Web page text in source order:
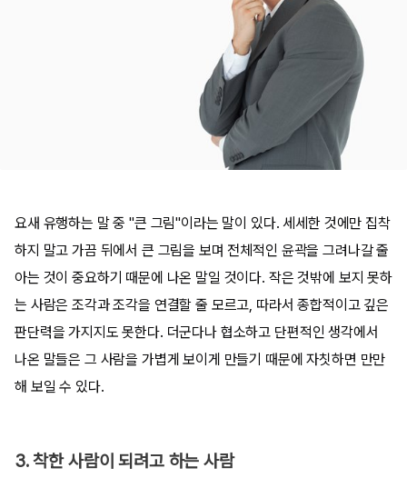
요새 유행하는 말 중 "큰 그림"이라는 말이 있다. 세세한 것에만 집착
하지 말고 가끔 뒤에서 큰 그림을 보며 전체적인 윤곽을 그려나갈 줄
아는 것이 중요하기 때문에 나온 말일 것이다. 작은 것밖에 보지 못하
는 사람은 조각과 조각을 연결할 줄 모르고, 따라서 종합적이고 깊은
판단력을 가지지도 못한다. 더군다나 협소하고 단편적인 생각에서
나온 말들은 그 사람을 가볍게 보이게 만들기 때문에 자칫하면 만만
해 보일 수 있다.
3. 착한 사람이 되려고 하는 사람